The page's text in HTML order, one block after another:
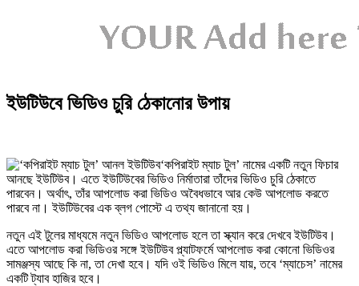
ইউটিউবে ভিডিও চুরি ঠেকানোর উপায়
‘কপিরাইট ম্যাচ টুল’ নামের একটি নতুন ফিচার
আনছে ইউটিউব। এতে ইউটিউবের ভিডিও নির্মাতারা তাঁদের ভিডিও চুরি ঠেকাতে
পারবেন। অর্থাৎ, তাঁর আপলোড করা ভিডিও অবৈধভাবে আর কেউ আপলোড করতে
পারবে না। ইউটিউবের এক ব্লগ পোস্টে এ তথ্য জানানো হয়।
নতুন এই টুলের মাধ্যমে নতুন ভিডিও আপলোড হলে তা স্ক্যান করে দেখবে ইউটিউব।
এতে আপলোড করা ভিডিওর সঙ্গে ইউটিউব প্ল্যাটফর্মে আপলোড করা কোনো ভিডিওর
সামঞ্জস্য আছে কি না, তা দেখা হবে। যদি ওই ভিডিও মিলে যায়, তবে ‘ম্যাচেস’ নামের
একটি ট্যাব হাজির হবে।